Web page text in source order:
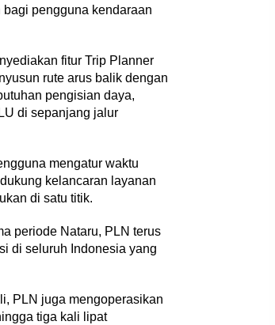
pengguna kendaraan
fitur Trip Planner
rute arus balik dengan
pengisian daya,
di sepanjang jalur
mengatur waktu
kelancaran layanan
di satu titik.
periode Nataru, PLN terus
di seluruh Indonesia yang
PLN juga mengoperasikan
tiga kali lipat